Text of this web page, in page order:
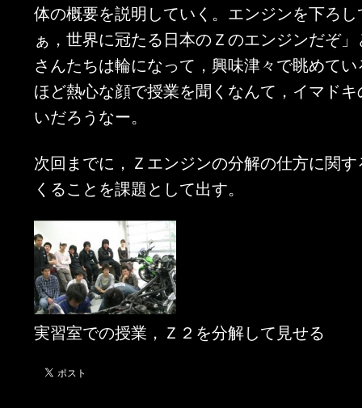
体の概要を説明していく。エンジンを下ろ
ぁ，世界に冠たる日本のＺのエンジンだぞ
さんたちは輪になって，興味津々で眺めて
ほど熱心な顔で授業を聞くなんて，イマド
いだろうなー。
次回までに，Ｚエンジンの分解の仕方に関
くることを課題として出す。
実習室での授業，Ｚ２を分解して見せる